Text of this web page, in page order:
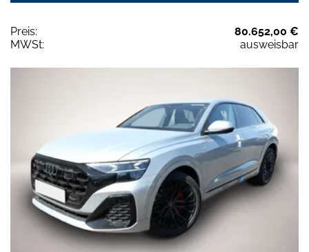
Preis:
80.652,00 €
MWSt:
ausweisbar